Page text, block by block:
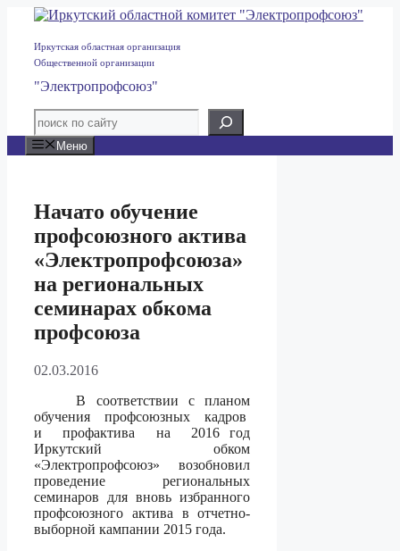
Перейти
содержимому
Иркутская областная организация
Общественной организации
"Электропрофсоюз"
Меню
Начато обучение
профсоюзного актива
«Электропрофсоюза»
на региональных
семинарах обкома
профсоюза
02.03.2016
В соответствии с планом
обучения профсоюзных кадров
и профактива на 2016 год
Иркутский обком
«Электропрофсоюз» возобновил
проведение региональных
семинаров для вновь избранного
профсоюзного актива в отчетно-
выборной кампании 2015 года.